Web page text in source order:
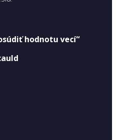
hodnotu vecí“